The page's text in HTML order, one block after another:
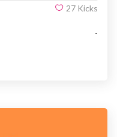
27 Kicks
-